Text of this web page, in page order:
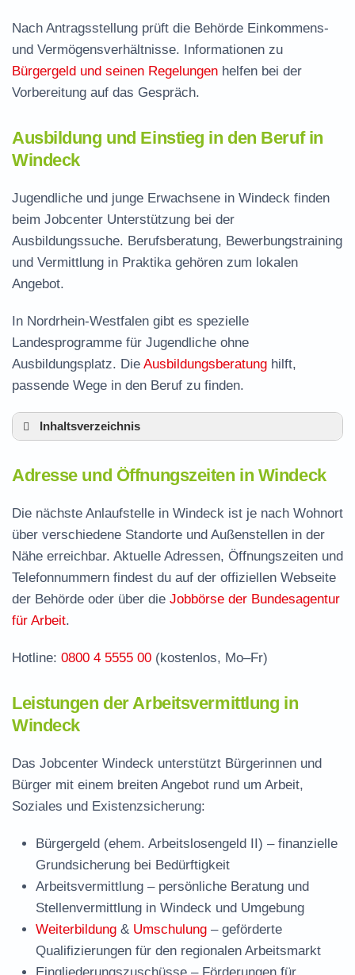
Nach Antragsstellung prüft die Behörde Einkommens-
und Vermögensverhältnisse. Informationen zu
Bürgergeld und seinen Regelungen helfen bei der
Vorbereitung auf das Gespräch.
Ausbildung und Einstieg in den Beruf in
Windeck
Jugendliche und junge Erwachsene in Windeck finden
beim Jobcenter Unterstützung bei der
Ausbildungssuche. Berufsberatung, Bewerbungstraining
und Vermittlung in Praktika gehören zum lokalen
Angebot.
In Nordrhein-Westfalen gibt es spezielle
Landesprogramme für Jugendliche ohne
Ausbildungsplatz. Die Ausbildungsberatung hilft,
passende Wege in den Beruf zu finden.
Inhaltsverzeichnis
Leistungen der Arbeitsvermittlung in Windeck
Termin vereinbaren und Bürgergeld beantragen
Jobcenter Rhein-Sieg-Kreis – zuständige
Stelle
Stellenangebote und Jobbörse in Windeck
Häufige Fragen rund ums Jobcenter
Adresse und Öffnungszeiten in Windeck
Die nächste Anlaufstelle in Windeck ist je nach Wohnort
über verschiedene Standorte und Außenstellen in der
Nähe erreichbar. Aktuelle Adressen, Öffnungszeiten und
Telefonnummern findest du auf der offiziellen Webseite
der Behörde oder über die Jobbörse der Bundesagentur
für Arbeit.
Hotline: 0800 4 5555 00 (kostenlos, Mo–Fr)
Leistungen der Arbeitsvermittlung in
Windeck
Das Jobcenter Windeck unterstützt Bürgerinnen und
Bürger mit einem breiten Angebot rund um Arbeit,
Soziales und Existenzsicherung:
Bürgergeld (ehem. Arbeitslosengeld II) – finanzielle
Grundsicherung bei Bedürftigkeit
Arbeitsvermittlung – persönliche Beratung und
Stellenvermittlung in Windeck und Umgebung
Weiterbildung & Umschulung – geförderte
Qualifizierungen für den regionalen Arbeitsmarkt